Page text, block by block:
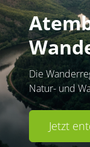
Die
Natur- und
Jetzt